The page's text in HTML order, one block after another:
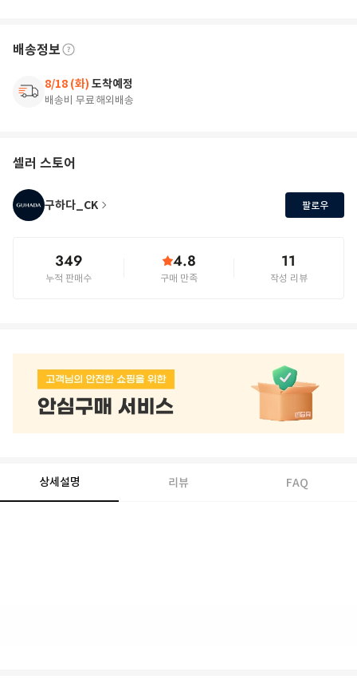
배송정보
8/18 (화) 도착예정
배송비 무료해외배송
셀러 스토어
구하다_CK 팔로우
349
누적 판매수
4.8
구매 만족
11
작성 리뷰
상세설명 리뷰 FAQ